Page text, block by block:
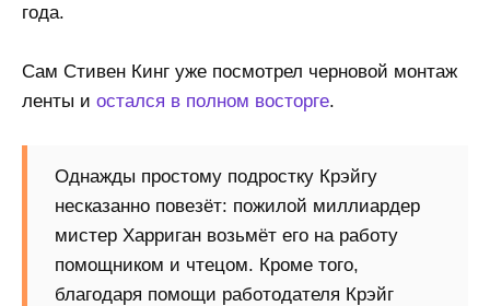
года.
Сам Стивен Кинг уже посмотрел черновой монтаж
ленты и остался в полном восторге.
Однажды простому подростку Крэйгу
несказанно повезёт: пожилой миллиардер
мистер Харриган возьмёт его на работу
помощником и чтецом. Кроме того,
благодаря помощи работодателя Крэйг